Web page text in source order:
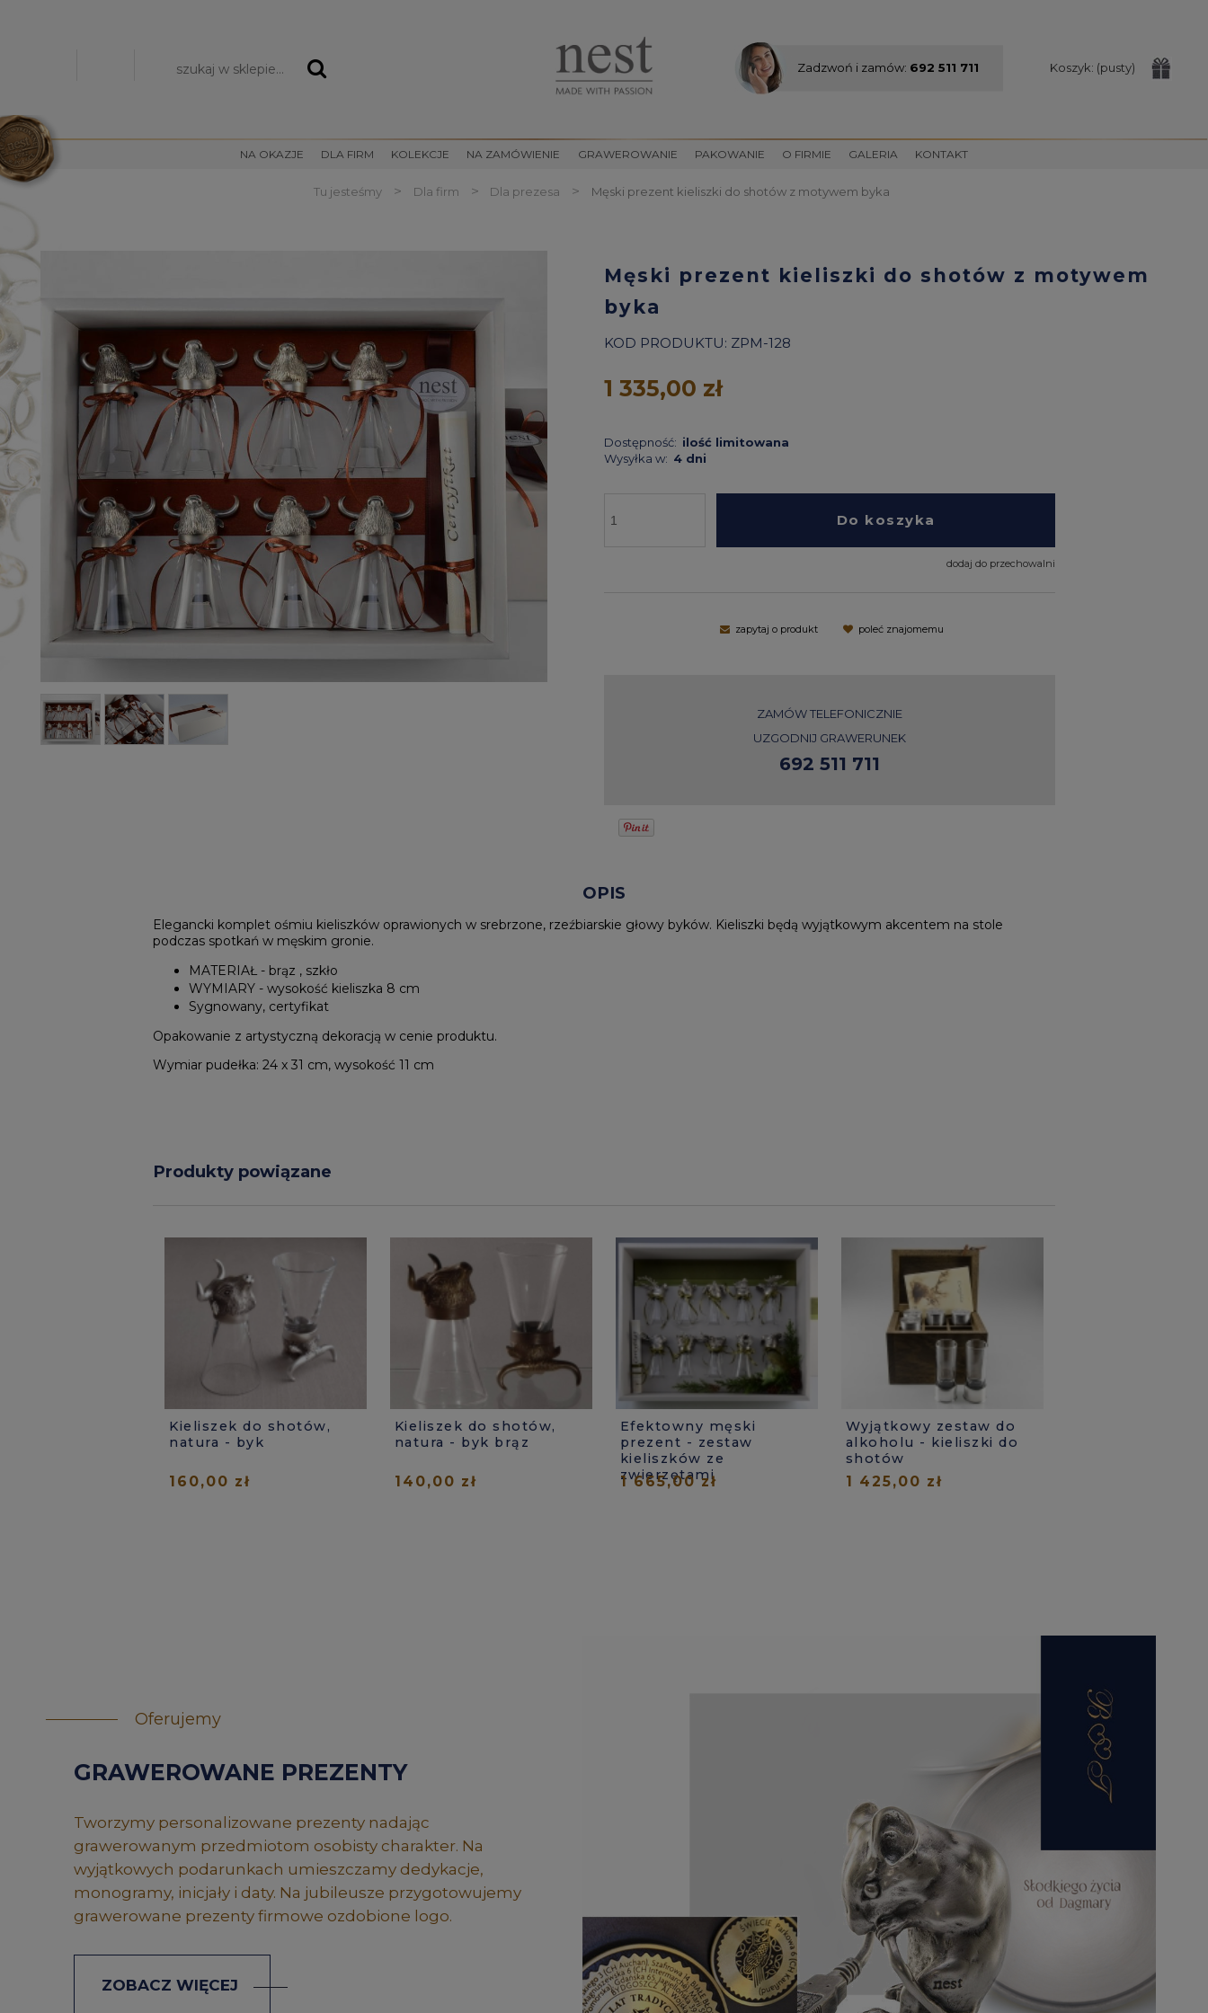
Zadzwoń i zamów: 692 511 711
Zaloguj się Koszyk: (pusty)
NA OKAZJE DLA FIRM KOLEKCJE NA ZAMÓWIENIE GRAWEROWANIE PAKOWANIE O FIRMIE GALERIA KONTAKT
Tu jesteśmy > Dla firm > Dla prezesa > Męski prezent kieliszki do shotów z motywem byka
Męski prezent kieliszki do shotów z motywem
byka
KOD PRODUKTU: ZPM-128
Dostępność: ilość limitowana
Wysyłka w: 4 dni
1 335,00 zł
Do koszyka
dodaj do przechowalni
zapytaj o produkt poleć znajomemu
ZAMÓW TELEFONICZNIE
UZGODNIJ GRAWERUNEK
692 511 711
OPIS
Elegancki komplet ośmiu kieliszków oprawionych w srebrzone, rzeźbiarskie głowy byków. Kieliszki będą wyjątkowym akcentem na stole
podczas spotkań w męskim gronie.
MATERIAŁ - brąz , szkło
WYMIARY - wysokość kieliszka 8 cm
Sygnowany, certyfikat
Opakowanie z artystyczną dekoracją w cenie produktu.
Wymiar pudełka: 24 x 31 cm, wysokość 11 cm
Produkty powiązane
Kieliszek do shotów,
natura - byk
160,00 zł
Kieliszek do shotów,
natura - byk brąz
140,00 zł
Efektowny męski
prezent - zestaw
kieliszków ze
zwierzętami
1 665,00 zł
Wyjątkowy zestaw do
alkoholu - kieliszki do
shotów
1 425,00 zł
Oferujemy
GRAWEROWANE PREZENTY
Tworzymy personalizowane prezenty nadając
grawerowanym przedmiotom osobisty charakter. Na
wyjątkowych podarunkach umieszczamy dedykacje,
monogramy, inicjały i daty. Na jubileusze przygotowujemy
grawerowane prezenty firmowe ozdobione logo.
ZOBACZ WIĘCEJ